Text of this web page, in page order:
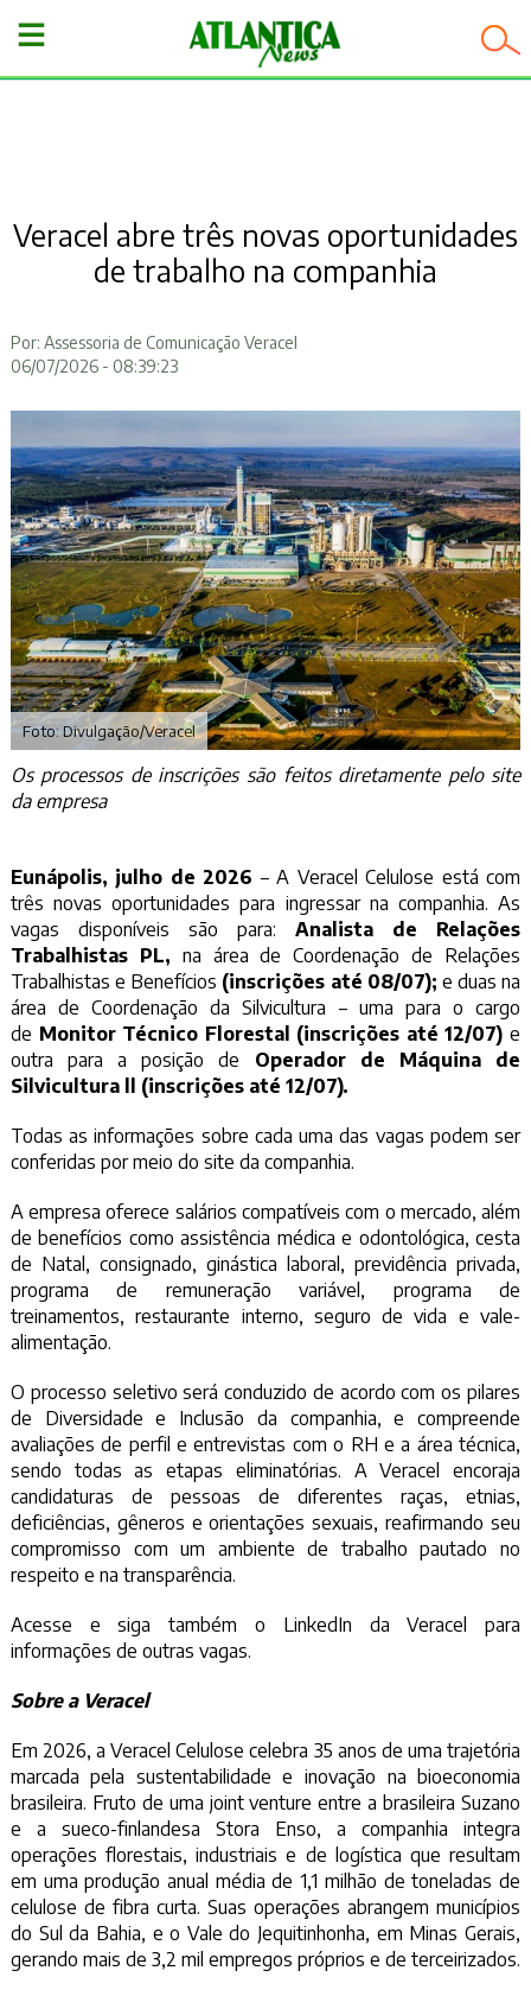
−
Veracel abre três novas oportunidades
de trabalho na companhia
Por: Assessoria de Comunicação Veracel
06/07/2026 - 08:39:23
Foto: Divulgação/Veracel
Os processos de inscrições são feitos diretamente pelo site
da empresa
Eunápolis, julho de 2026 – A Veracel Celulose está com
três novas oportunidades para ingressar na companhia. As
vagas disponíveis são para: Analista de Relações
Trabalhistas PL, na área deCoordenação de Relações
Trabalhistas e Benefícios (inscrições até 08/07); e duas na
área de Coordenação da Silvicultura – uma para o cargo
de Monitor Técnico Florestal (inscrições até 12/07)e
outra para a posição de Operador de Máquina de
Silvicultura ll (inscrições até 12/07).
Todas as informações sobre cada uma das vagas podem ser
conferidas por meio do site da companhia.
A empresa oferece salários compatíveis com o mercado, além
de benefícios como assistência médica e odontológica, cesta
de Natal, consignado, ginástica laboral, previdência privada,
programa de remuneração variável, programa de
treinamentos, restaurante interno, seguro de vida e vale-
alimentação.
O processo seletivo será conduzido de acordo com os pilares
de Diversidade e Inclusão da companhia, e compreende
avaliações de perfil e entrevistas com o RH e a área técnica,
sendo todas as etapas eliminatórias. A Veracel encoraja
candidaturas de pessoas de diferentes raças, etnias,
deficiências, gêneros e orientações sexuais, reafirmando seu
compromisso com um ambiente de trabalho pautado no
respeito e na transparência.
Acesse e siga também o LinkedIn da Veracel
para
informações de outras vagas.
Sobre a Veracel
Em 2026, a Veracel Celulose celebra 35 anos de uma trajetória
marcada pela sustentabilidade e inovação na bioeconomia
brasileira. Fruto de uma joint venture entre a brasileira Suzano
e a sueco-finlandesa Stora Enso, a companhia integra
operações florestais, industriais e de logística que resultam
em uma produção anual média de 1,1 milhão de toneladas de
celulose de fibra curta. Suas operações abrangem municípios
do Sul da Bahia, e o Vale do Jequitinhonha, em Minas Gerais,
gerando mais de 3,2 mil empregos próprios e de terceirizados.